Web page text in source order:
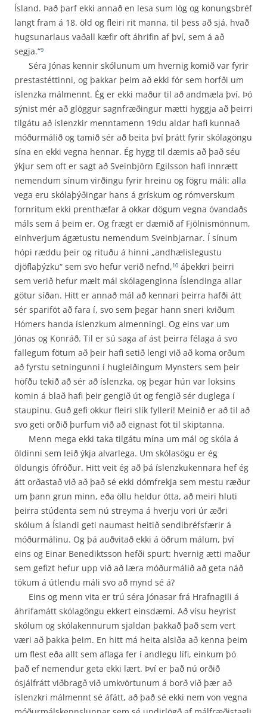
Ísland. Það þarf ekki annað en lesa sum lög og konungsbréf
langt fram á 18. öld og fleiri rit manna, til þess að sjá, hvað
hugsunarlaus vaðall kæfir oft áhrifin af því, sem á að
segja.“9
Séra Jónas kennir skólunum um hvernig komið var fyrir
prestastéttinni, og þakkar þeim að ekki fór sem horfði um
íslenzka málmennt. Ég er ekki maður til að andmæla því. Þó
sýnist mér að glöggur sagnfræðingur mætti hyggja að þeirri
tilgátu að íslenzkir menntamenn 19du aldar hafi kunnað
móðurmálið og tamið sér að beita því þrátt fyrir skólagöngu
sína en ekki vegna hennar. Ég hygg til dæmis að það séu
ýkjur sem oft er sagt að Sveinbjörn Egilsson hafi innrætt
nemendum sínum virðingu fyrir hreinu og fögru máli: alla
vega eru skólaþýðingar hans á grískum og rómverskum
fornritum ekki prenthæfar á okkar dögum vegna óvandaðs
máls sem á þeim er. Og frægt er dæmið af Fjölnismönnum,
einhverjum ágætustu nemendum Sveinbjarnar. Í sínum
hópi ræddu þeir og rituðu á hinni „andhælislegustu
djöflaþýzku“ sem svo hefur verið nefnd,10 áþekkri þeirri
sem verið hefur mælt mál skólagenginna Íslendinga allar
götur síðan. Hitt er annað mál að kennari þeirra hafði átt
sér spariföt að fara í, svo sem þegar hann sneri kviðum
Hómers handa íslenzkum almenningi. Og eins var um
Jónas og Konráð. Til er sú saga af ást þeirra félaga á svo
fallegum fötum að þeir hafi setið lengi við að koma orðum
að fyrstu setningunni í hugleiðingum Mynsters sem þeir
höfðu tekið að sér að íslenzka, og þegar hún var loksins
komin á blað hafi þeir gengið út og fengið sér duglega í
staupinu. Guð gefi okkur fleiri slík fyllerí! Meinið er að til að
svo geti orðið þurfum við að eignast föt til skiptanna.
Menn mega ekki taka tilgátu mína um mál og skóla á
öldinni sem leið ýkja alvarlega. Um skólasögu er ég
öldungis ófróður. Hitt veit ég að þá íslenzkukennara hef ég
átt orðastað við að það sé ekki dómfrekja sem mestu ræður
um þann grun minn, eða öllu heldur ótta, að meiri hluti
þeirra stúdenta sem nú streyma á hverju vori úr æðri
skólum á Íslandi geti naumast heitið sendi­bréfsfærir á
móðurmálinu. Og þá auðvitað ekki á öðrum málum, því
eins og Einar Benediktsson hefði spurt: hvernig ætti maður
sem gefizt hefur upp við að læra móðurmálið að geta náð
tökum á útlendu máli svo að mynd sé á?
Eins og menn vita er trú séra Jónasar frá Hrafnagili á
áhrifamátt skólagöngu ekkert einsdæmi. Að vísu heyrist
skólum og skólakennurum sjaldan þakkað það sem vert
væri að þakka þeim. En hitt má heita alsiða að kenna þeim
um flest eða allt sem aflaga fer í andlegu lífi, einkum þó
það ef nemendur geta ekki lært. Því er það nú orðið
ósjálfrátt viðbragð við umkvörtunum á borð við þær að
íslenzkri málmennt sé áfátt, að það sé ekki nem von vegna